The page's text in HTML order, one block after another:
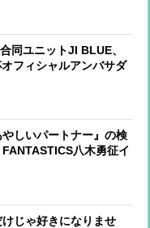
同ユニットJI BLUE、
フィシャルアンバサダ
興でかけ声誕生!? 早く
やしいパートナー』の検
八木勇征イ
生のパートナーに求め
けじゃ好きになりませ